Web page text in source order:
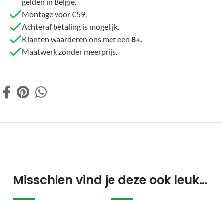
Montage voor €59.
Achteraf betaling is mogelijk.
Klanten waarderen ons met een 8+.
Maatwerk zonder meerprijs.
Misschien vind je deze ook leuk…